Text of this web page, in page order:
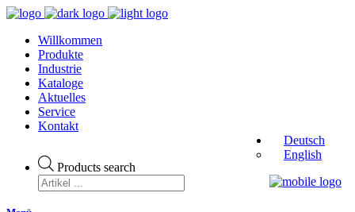
Willkommen
Produkte
Industrie
Kataloge
Aktuelles
Service
Kontakt
Products search
Deutsch
English